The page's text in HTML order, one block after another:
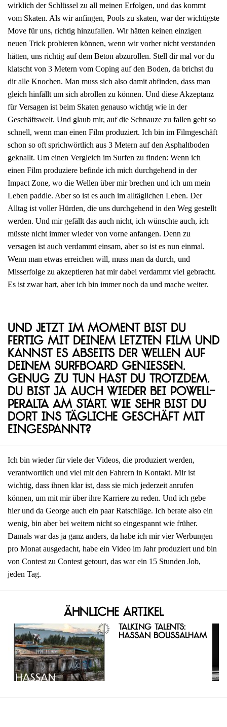
wirklich der Schlüssel zu all meinen Erfolgen, und das kommt
vom Skaten. Als wir anfingen, Pools zu skaten, war der wichtigste
Move für uns, richtig hinzufallen. Wir hätten keinen einzigen
neuen Trick probieren können, wenn wir vorher nicht verstanden
hätten, uns richtig auf dem Beton abzurollen. Stell dir mal vor du
klatscht von 3 Metern vom Coping auf den Boden, da brichst du
dir alle Knochen. Man muss sich also damit abfinden, dass man
gleich hinfällt um sich abrollen zu können. Und diese Akzeptanz
für Versagen ist beim Skaten genauso wichtig wie in der
Geschäftswelt. Und glaub mir, auf die Schnauze zu fallen geht so
schnell, wenn man einen Film produziert. Ich bin im Filmgeschäft
schon so oft sprichwörtlich aus 3 Metern auf den Asphaltboden
geknallt. Um einen Vergleich im Surfen zu finden: Wenn ich
einen Film produziere befinde ich mich durchgehend in der
Impact Zone, wo die Wellen über mir brechen und ich um mein
Leben paddle. Aber so ist es auch im alltäglichen Leben. Der
Alltag ist voller Hürden, die uns durchgehend in den Weg gestellt
werden. Und mir gefällt das auch nicht, ich wünschte auch, ich
müsste nicht immer wieder von vorne anfangen. Denn zu
versagen ist auch verdammt einsam, aber so ist es nun einmal.
Wenn man etwas erreichen will, muss man da durch, und
Misserfolge zu akzeptieren hat mir dabei verdammt viel gebracht.
Es ist zwar hart, aber ich bin immer noch da und mache weiter.
Und jetzt im Moment bist du
fertig mit deinem letzten Film und
kannst es abseits der Wellen auf
deinem Surfboard genießen.
Genug zu tun hast du trotzdem.
Du bist ja auch wieder bei Powell-
Peralta am Start. Wie sehr bist du
dort ins tägliche Geschäft mit
eingespannt?
Ich bin wieder für viele der Videos, die produziert werden,
verantwortlich und viel mit den Fahrern in Kontakt. Mir ist
wichtig, dass ihnen klar ist, dass sie mich jederzeit anrufen
können, um mit mir über ihre Karriere zu reden. Und ich gebe
hier und da George auch ein paar Ratschläge. Ich berate also ein
wenig, bin aber bei weitem nicht so eingespannt wie früher.
Damals war das ja ganz anders, da habe ich mir vier Werbungen
pro Monat ausgedacht, habe ein Video im Jahr produziert und bin
von Contest zu Contest getourt, das war ein 15 Stunden Job,
jeden Tag.
Ähnliche Artikel
Talking Talents:
Hassan Boussalham